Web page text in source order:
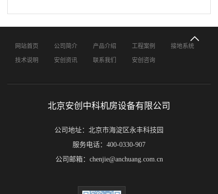
网站首页 公司简介 产品介绍 工程案例 接地系统
技术说明 安创资讯 联系我们 安创咨询
北京安创中科机房设备有限公司
公司地址：北京市海淀区永丰科技园
服务电话：400-0330-907
公司邮箱：chenjie@anchuang.com.cn